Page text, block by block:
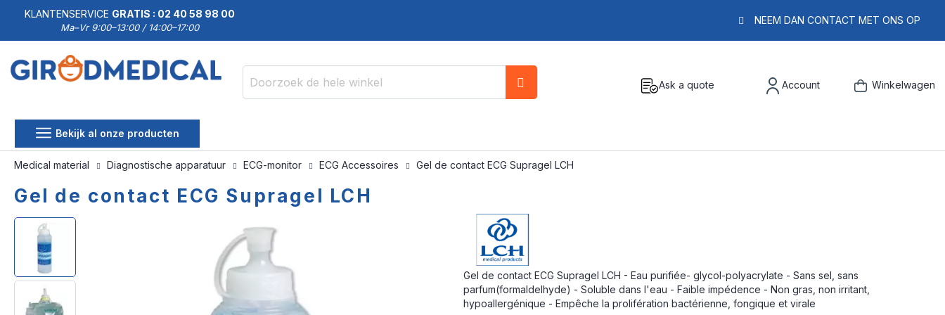
KLANTENSERVICE GRATIS : 02 40 58 98 00
Ma–Vr 9:00–13:00 / 14:00–17:00
NEEM DAN CONTACT MET ONS OP
Ask a quote Account Winkelwagen
Bekijk al onze producten
Medical material Diagnostische apparatuur ECG-monitor ECG Accessoires Gel de contact ECG Supragel LCH
Gel de contact ECG Supragel LCH
Gel de contact ECG Supragel LCH - Eau purifiée- glycol-polyacrylate - Sans sel, sans
parfum(formaldelhyde) - Soluble dans l'eau - Faible impédence - Non gras, non irritant,
hypoallergénique - Empêche la prolifération bactérienne, fongique et virale
Ga
einde
van
afbeeldingen-
Ga
begin
van
afbeeldingen-